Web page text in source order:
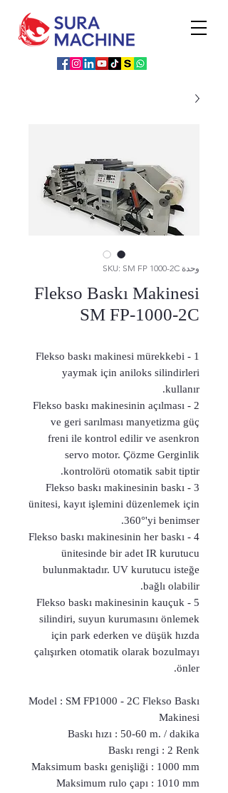
وحدة SKU: SM FP 1000-2C
Flekso Baskı Makinesi
SM FP-1000-2C
1 - Flekso baskı makinesi mürekkebi
yaymak için aniloks silindirleri
kullanır.
2 - Flekso baskı makinesinin açılması
ve geri sarılması manyetizma güç
freni ile kontrol edilir ve asenkron
servo motor. Çözme Gerginlik
kontrolörü otomatik sabit tiptir.
3 - Flekso baskı makinesinin baskı
ünitesi, kayıt işlemini düzenlemek için
360°'yi benimser.
4 - Flekso baskı makinesinin her baskı
ünitesinde bir adet IR kurutucu
bulunmaktadır. UV kurutucu isteğe
bağlı olabilir.
5 - Flekso baskı makinesinin kauçuk
silindiri, suyun kurumasını önlemek
için park ederken ve düşük hızda
çalışırken otomatik olarak bozulmayı
önler.
Model : SM FP1000 - 2C Flekso Baskı
Makinesi
Baskı hızı : 50-60 m. / dakika
Baskı rengi : 2 Renk
Maksimum baskı genişliği : 1000 mm
Maksimum rulo çapı : 1010 mm